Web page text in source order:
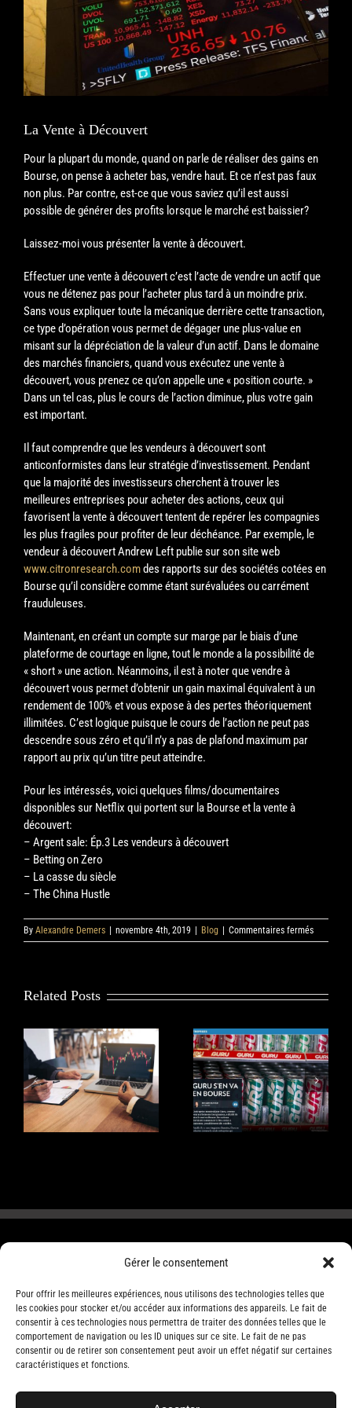
Gérer le consentement
Pour offrir les meilleures expériences, nous utilisons des technologies telles que
les cookies pour stocker et/ou accéder aux informations des appareils. Le fait de
consentir à ces technologies nous permettra de traiter des données telles que le
comportement de navigation ou les ID uniques sur ce site. Le fait de ne pas
consentir ou de retirer son consentement peut avoir un effet négatif sur certaines
caractéristiques et fonctions.
La Vente à Découvert
Pour la plupart du monde, quand on parle de réaliser des gains en
Bourse, on pense à acheter bas, vendre haut. Et ce n’est pas faux
non plus. Par contre, est-ce que vous saviez qu’il est aussi
possible de générer des profits lorsque le marché est baissier?
Laissez-moi vous présenter la vente à découvert.
Effectuer une vente à découvert c’est l’acte de vendre un actif que
vous ne détenez pas pour l’acheter plus tard à un moindre prix.
Sans vous expliquer toute la mécanique derrière cette transaction,
ce type d’opération vous permet de dégager une plus-value en
misant sur la dépréciation de la valeur d’un actif. Dans le domaine
des marchés financiers, quand vous exécutez une vente à
découvert, vous prenez ce qu’on appelle une « position courte. »
Dans un tel cas, plus le cours de l’action diminue, plus votre gain
est important.
Il faut comprendre que les vendeurs à découvert sont
anticonformistes dans leur stratégie d’investissement. Pendant
que la majorité des investisseurs cherchent à trouver les
meilleures entreprises pour acheter des actions, ceux qui
favorisent la vente à découvert tentent de repérer les compagnies
les plus fragiles pour profiter de leur déchéance. Par exemple, le
vendeur à découvert Andrew Left publie sur son site web
www.citronresearch.comdes rapports sur des sociétés cotées en
Bourse qu’il considère comme étant surévaluées ou carrément
frauduleuses.
Maintenant, en créant un compte sur marge par le biais d’une
plateforme de courtage en ligne, tout le monde a la possibilité de
« short » une action. Néanmoins, il est à noter que vendre à
découvert vous permet d’obtenir un gain maximal équivalent à un
rendement de 100% et vous expose à des pertes théoriquement
illimitées. C’est logique puisque le cours de l’action ne peut pas
descendre sous zéro et qu’il n’y a pas de plafond maximum par
rapport au prix qu’un titre peut atteindre.
Pour les intéressés, voici quelques films/documentaires
disponibles sur Netflix qui portent sur la Bourse et la vente à
découvert:
– Argent sale: Ép.3 Les vendeurs à découvert
– Betting on Zero
– La casse du siècle
– The China Hustle
By Alexandre Demers novembre 4th, 2019 Blog Commentaires ferméssur
La
Related Posts
Qu’est-ce qu’une
introduction en
Bourse?
Comprendre le
versement de
dividendes des
actions cotées en